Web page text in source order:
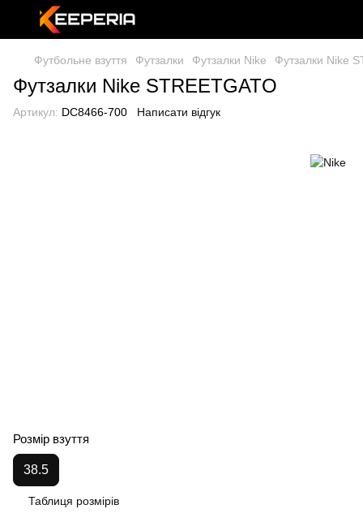
Футбольне взуття Футзалки Футзалки Nike Футзалки Nike
Футзалки Nike STREETGATO
Артикул: DC8466-700 Написати відгук
Розмір взуття
38.5
Таблиця розмірів